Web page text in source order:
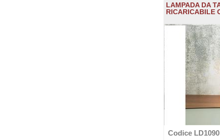
LAMPADA DA
RICARICABILE
Codice